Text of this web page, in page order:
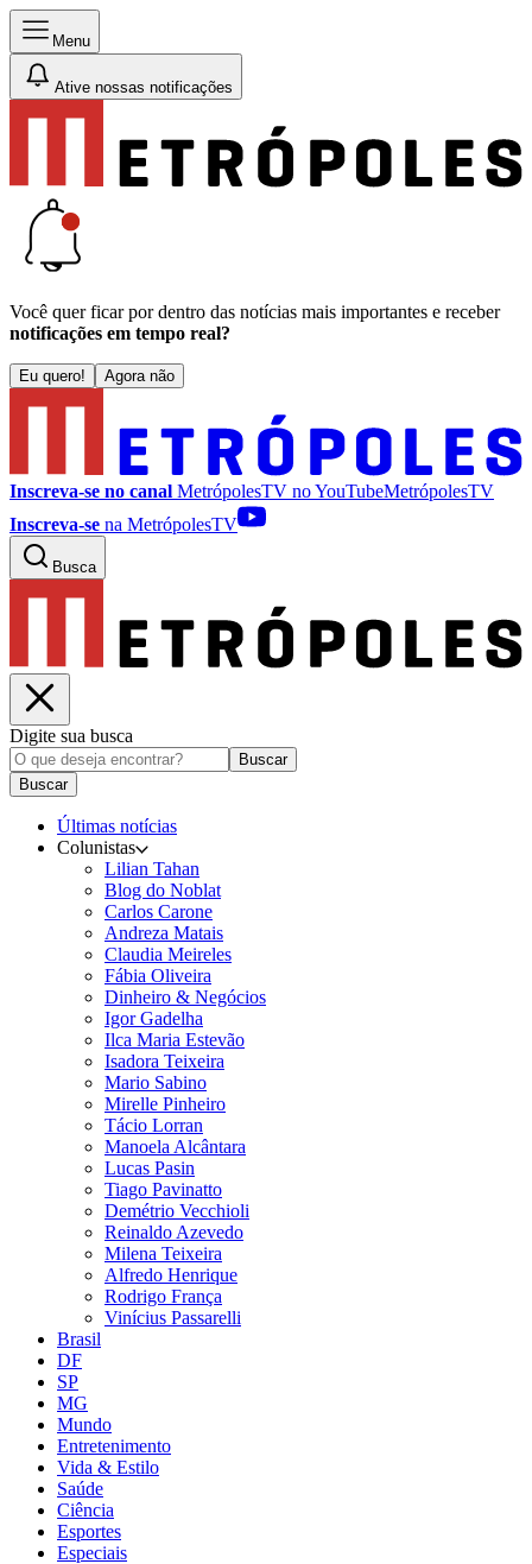
Menu
Ative nossas notificações
Você quer ficar por dentro das notícias mais importantes e receber
notificações em tempo real?
Eu quero! Agora não
Inscreva-se no canal MetrópolesTV noYouTubeMetrópolesTV
Inscreva-se na MetrópolesTV
Busca
Digite sua busca
Buscar
Buscar
Últimas notícias
Colunistas
Lilian Tahan
Blog do Noblat
Carlos Carone
Andreza Matais
Claudia Meireles
Fábia Oliveira
Dinheiro & Negócios
Igor Gadelha
Ilca Maria Estevão
Isadora Teixeira
Mario Sabino
Mirelle Pinheiro
Tácio Lorran
Manoela Alcântara
Lucas Pasin
Tiago Pavinatto
Demétrio Vecchioli
Reinaldo Azevedo
Milena Teixeira
Alfredo Henrique
Rodrigo França
Vinícius Passarelli
Brasil
DF
SP
MG
Mundo
Entretenimento
Vida & Estilo
Saúde
Ciência
Esportes
Especiais